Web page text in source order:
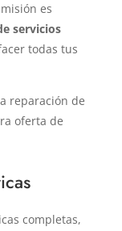
es
servicios
todas tus
reparación de
oferta de
completas,